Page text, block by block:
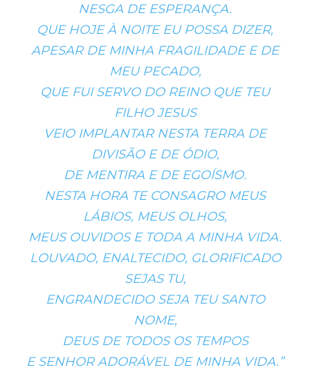
NESGA DE ESPERANÇA.
QUE HOJE À NOITE EU POSSA DIZER,
APESAR DE MINHA FRAGILIDADE E DE
MEU PECADO,
QUE FUI SERVO DO REINO QUE TEU
FILHO JESUS
VEIO IMPLANTAR NESTA TERRA DE
DIVISÃO E DE ÓDIO,
DE MENTIRA E DE EGOÍSMO.
NESTA HORA TE CONSAGRO MEUS
LÁBIOS, MEUS OLHOS,
MEUS OUVIDOS E TODA A MINHA VIDA.
LOUVADO, ENALTECIDO, GLORIFICADO
SEJAS TU,
ENGRANDECIDO SEJA TEU SANTO
NOME,
DEUS DE TODOS OS TEMPOS
E SENHOR ADORÁVEL DE MINHA VIDA.”